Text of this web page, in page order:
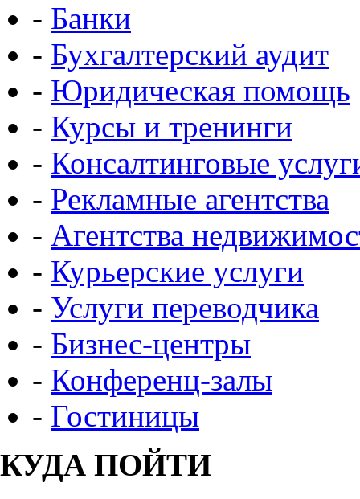
- Банки
- Бухгалтерский аудит
- Юридическая помощь
- Курсы и тренинги
- Консалтинговые
- Рекламные агентства
- Агентства
- Курьерские услуги
- Услуги переводчика
- Бизнес-центры
- Конференц-залы
- Гостиницы
КУДА ПОЙТИ